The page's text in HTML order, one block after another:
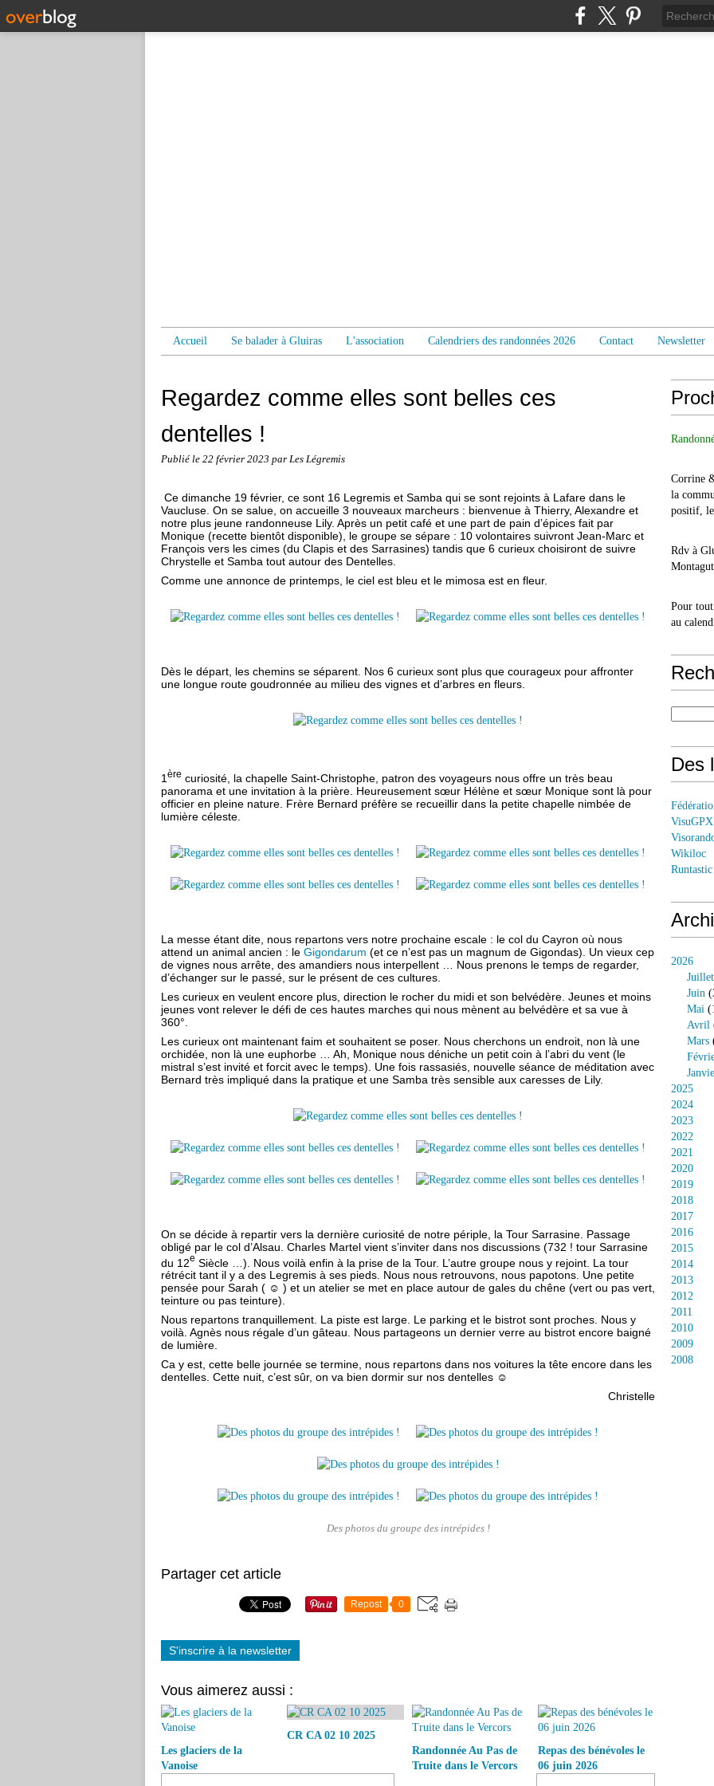
Accueil Se balader à Gluiras L'association Calendriers des randonnées 2026 Contact Newsletter
Regardez comme elles sont belles ces
dentelles !
Publié le 22 février 2023 par Les Légremis
Ce dimanche 19 février, ce sont 16 Legremis et Samba qui se sont rejoints à Lafare dans le
Vaucluse. On se salue, on accueille 3 nouveaux marcheurs : bienvenue à Thierry, Alexandre et
notre plus jeune randonneuse Lily. Après un petit café et une part de pain d’épices fait par
Monique (recette bientôt disponible), le groupe se sépare : 10 volontaires suivront Jean-Marc et
François vers les cimes (du Clapis et des Sarrasines) tandis que 6 curieux choisiront de suivre
Chrystelle et Samba tout autour des Dentelles.
Comme une annonce de printemps, le ciel est bleu et le mimosa est en fleur.
Dès le départ, les chemins se séparent. Nos 6 curieux sont plus que courageux pour affronter
une longue route goudronnée au milieu des vignes et d’arbres en fleurs.
1 ère curiosité, la chapelle Saint-Christophe, patron des voyageurs nous offre un très beau
panorama et une invitation à la prière. Heureusement sœur Hélène et sœur Monique sont là pour
officier en pleine nature. Frère Bernard préfère se recueillir dans la petite chapelle nimbée de
lumière céleste.
La messe étant dite, nous repartons vers notre prochaine escale : le col du Cayron où nous
attend un animal ancien : le Gigondarum (et ce n’est pas un magnum de Gigondas). Un vieux cep
de vignes nous arrête, des amandiers nous interpellent … Nous prenons le temps de regarder,
d’échanger sur le passé, sur le présent de ces cultures.
Les curieux en veulent encore plus, direction le rocher du midi et son belvédère. Jeunes et moins
jeunes vont relever le défi de ces hautes marches qui nous mènent au belvédère et sa vue à
360°.
Les curieux ont maintenant faim et souhaitent se poser. Nous cherchons un endroit, non là une
orchidée, non là une euphorbe … Ah, Monique nous déniche un petit coin à l’abri du vent (le
mistral s’est invité et forcit avec le temps). Une fois rassasiés, nouvelle séance de méditation avec
Bernard très impliqué dans la pratique et une Samba très sensible aux caresses de Lily.
On se décide à repartir vers la dernière curiosité de notre périple, la Tour Sarrasine. Passage
obligé par le col d’Alsau. Charles Martel vient s’inviter dans nos discussions (732 ! tour Sarrasine
du 12e Siècle …). Nous voilà enfin à la prise de la Tour. L’autre groupe nous y rejoint. La tour
rétrécit tant il y a des Legremis à ses pieds. Nous nous retrouvons, nous papotons. Une petite
pensée pour Sarah ( ☺ ) et un atelier se met en place autour de gales du chêne (vert ou pas vert,
teinture ou pas teinture).
Nous repartons tranquillement. La piste est large. Le parking et le bistrot sont proches. Nous y
voilà. Agnès nous régale d’un gâteau. Nous partageons un dernier verre au bistrot encore baigné
de lumière.
Ca y est, cette belle journée se termine, nous repartons dans nos voitures la tête encore dans les
dentelles. Cette nuit, c’est sûr, on va bien dormir sur nos dentelles ☺
Christelle
Des photos du groupe des intrépides !
Partager cet article
Repost 0
S'inscrire à la newsletter
Vous aimerez aussi :
Les glaciers de la
Vanoise
CR CA 02 10 2025
Randonnée Au Pas de
Truite dans le Vercors
Repas des bénévoles le
06 juin 2026
Corrine
la
positif,
Rdv à
Pour
au
Des
VisuGPX
Wikiloc
Runtastic
2026
Juillet
Juin
Mai
Avril
Mars
2025
2024
2023
2022
2021
2020
2019
2018
2017
2016
2015
2014
2013
2012
2011
2010
2009
2008